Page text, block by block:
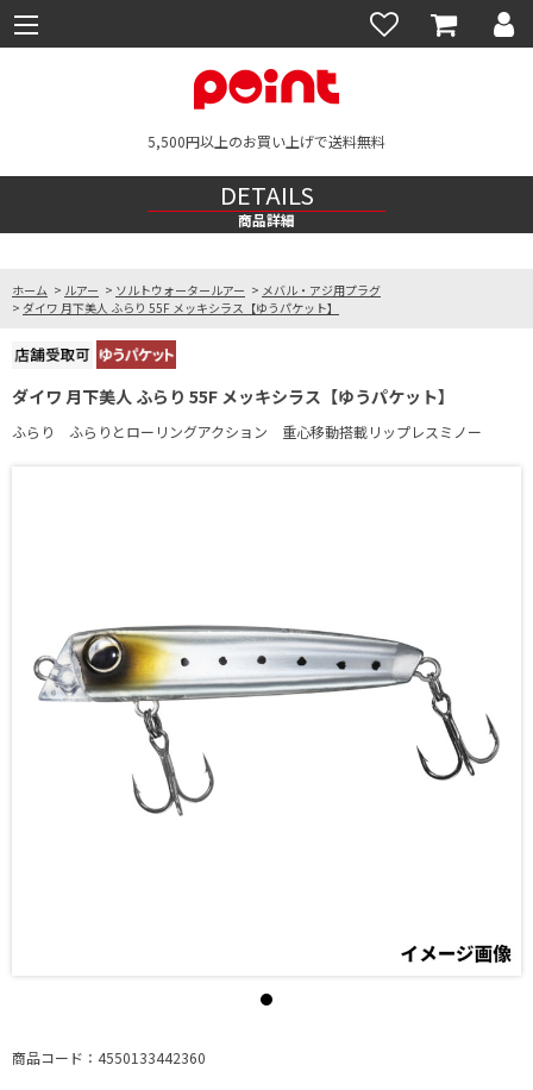
5,500円以上のお買い上げで送料無料
DETAILS
商品詳細
ホーム > ルアー > ソルトウォータールアー > メバル・アジ用プラグ
> ダイワ 月下美人 ふらり 55F メッキシラス【ゆうパケット】
ダイワ 月下美人 ふらり 55F メッキシラス【ゆうパケット】
ふらり ふらりとローリングアクション 重心移動搭載リップレスミノー
商品コード：4550133442360